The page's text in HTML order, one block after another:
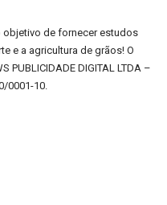
objetivo de fornecer estudos
e a agricultura de grãos! O
PUBLICIDADE DIGITAL LTDA –
0001-10.